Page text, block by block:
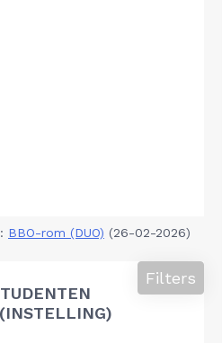
BBO-rom (DUO) (26-02-2026)
Filters